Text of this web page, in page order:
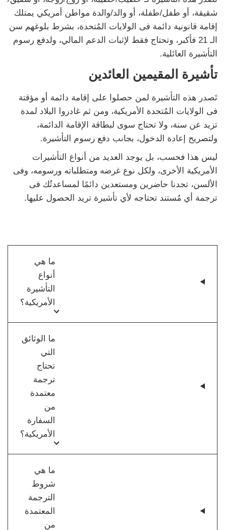
شقيقة، أو طفل/طفلة، أو والد/والدة مواطن أمريكي يمتلك
إقامة قانونية دائمة فى الولايات المُتحدة، بشرط بلوغهم سن
الـ 21 فأكبر، وتحتاج فقط لإثبات الدعم المالي، ولدفع رسوم
التأشيرة العائلية.
تأشيرة المقيمين العائدين
تَصدر هذه التأشيرة لمن حصلوا على إقامة دائمة أو مؤقتة
فى الولايات المُتحدة الأمريكية، ومن ثم غادروا البلاد لمدة
تزيد عن سنة، ولا تحتاج سوى لبطاقة الإقامة الدائمة،
ولتصريح إعادة الدخول، بجانب دفع رسوم التأشيرة.
ليس هذا فحسب، بل يوجد العديد من أنواع التأشيرات
الأمريكية الأخرى، ولكل نوع غرضه ومتطلباته ورسومه، وفى
الألسن، تجدنا حاضرين ومستعدين دائمًا لمساعدتُك فى
ترجمة أي مُستند تحتاجه لأي تأشيرة تريد الحصول عليها.
ما هي
أنواع
التأشيرة
الأمريكية؟
ما الوثائق
التي
تحتاج
ترجمة
معتمدة
من
السفارة
الأمريكية؟
ما هي
شروط
الترجمة
المعتمدة
من